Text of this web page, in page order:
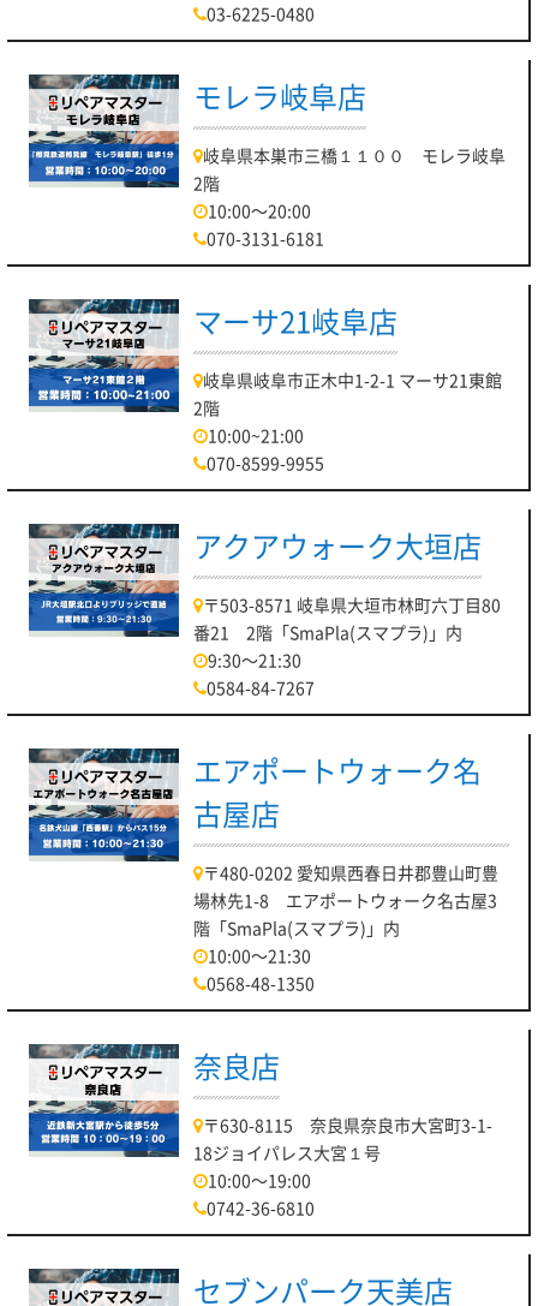
03-6225-0480
モレラ岐阜店
岐阜県本巣市三橋１１００ モレラ岐阜
2階
10:00～20:00
070-3131-6181
マーサ21岐阜店
岐阜県岐阜市正木中1-2-1 マーサ21東館
2階
10:00~21:00
070-8599-9955
アクアウォーク大垣店
〒503-8571 岐阜県大垣市林町六丁目80
番21 2階「SmaPla(スマプラ)」内
9:30～21:30
0584-84-7267
エアポートウォーク名
古屋店
〒480-0202 愛知県西春日井郡豊山町豊
場林先1-8 エアポートウォーク名古屋3
階「SmaPla(スマプラ)」内
10:00～21:30
0568-48-1350
奈良店
〒630-8115 奈良県奈良市大宮町3-1-
18ジョイパレス大宮１号
10:00～19:00
0742-36-6810
セブンパーク天美店